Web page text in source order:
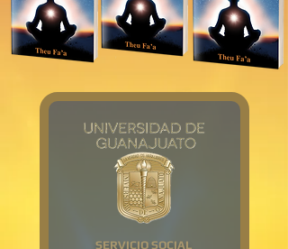
SERVICIO SOCIAL